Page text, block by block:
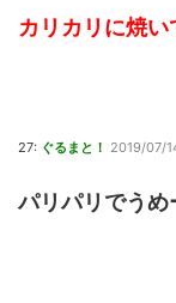
カリカリに焼
27: ぐるまと！ 2019/07/
パリパリでうめ